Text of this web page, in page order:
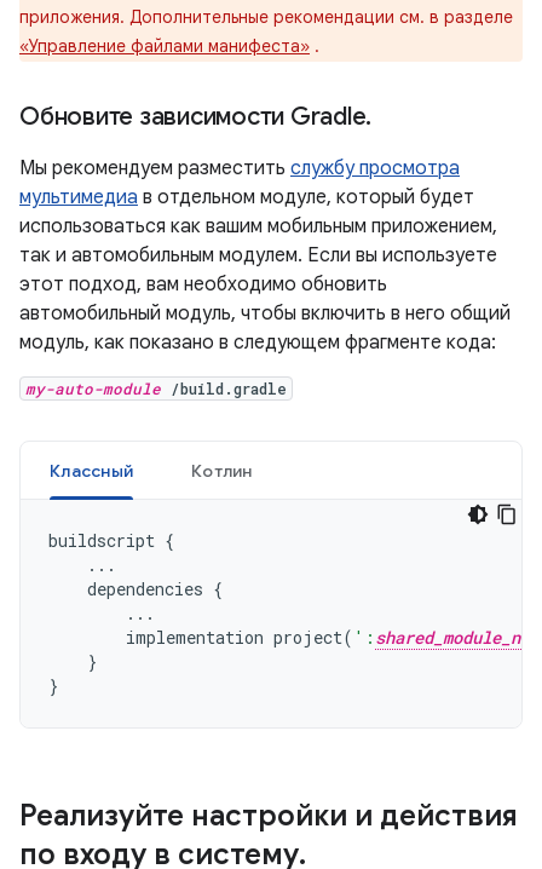
приложения. Дополнительные рекомендации см. в разделе
«Управление файлами манифеста» .
Обновите зависимости Gradle.
Мы рекомендуем разместить службу просмотра
мультимедиа в отдельном модуле, который будет
использоваться как вашим мобильным приложением,
так и автомобильным модулем. Если вы используете
этот подход, вам необходимо обновить
автомобильный модуль, чтобы включить в него общий
модуль, как показано в следующем фрагменте кода:
my-auto-module /build.gradle
Классный Котлин
buildscript {
...
dependencies {
...
implementation project( ':
}
}
Реализуйте настройки и действия
по входу в систему.